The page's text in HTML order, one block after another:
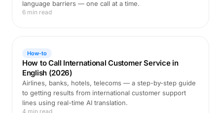
language barriers — one call at a time.
6 min read
How-to
How to Call International Customer Service in
English (2026)
Airlines, banks, hotels, telecoms — a step-by-step guide
to getting results from international customer support
lines using real-time AI translation.
4 min read